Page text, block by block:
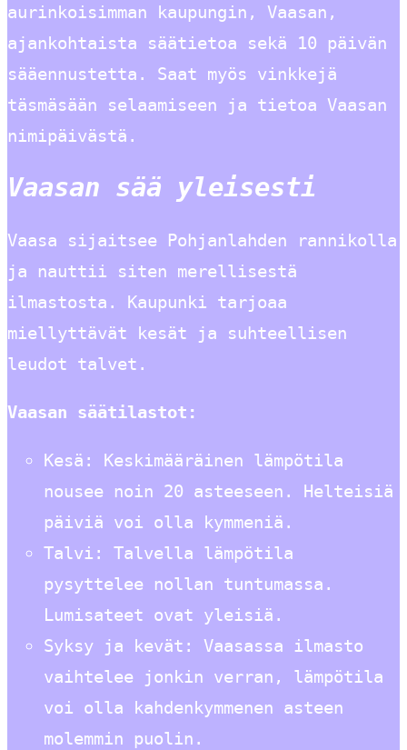
aurinkoisimman kaupungin, Vaasan,
ajankohtaista säätietoa sekä 10 päivän
sääennustetta. Saat myös vinkkejä
täsmäsään selaamiseen ja tietoa Vaasan
nimipäivästä.
Vaasan sää yleisesti
Vaasa sijaitsee Pohjanlahden rannikolla
ja nauttii siten merellisestä
ilmastosta. Kaupunki tarjoaa
miellyttävät kesät ja suhteellisen
leudot talvet.
Vaasan säätilastot:
Kesä: Keskimääräinen lämpötila
nousee noin 20 asteeseen. Helteisiä
päiviä voi olla kymmeniä.
Talvi: Talvella lämpötila
pysyttelee nollan tuntumassa.
Lumisateet ovat yleisiä.
Syksy ja kevät: Vaasassa ilmasto
vaihtelee jonkin verran, lämpötila
voi olla kahdenkymmenen asteen
molemmin puolin.